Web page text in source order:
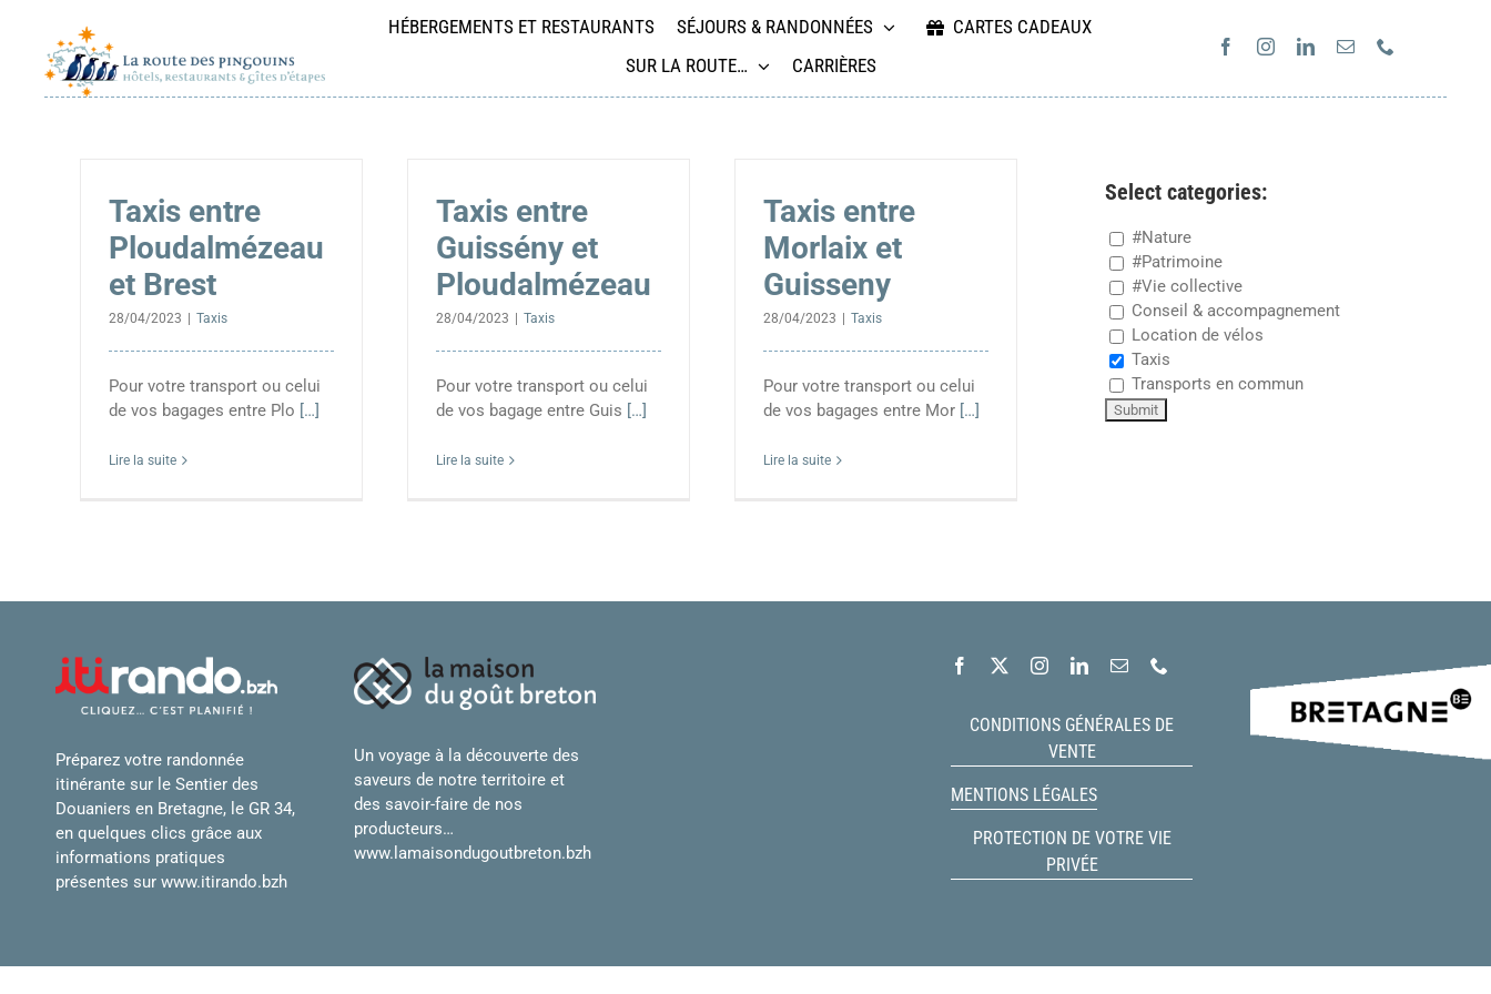
contenu
HÉBERGEMENTS ET RESTAURANTS SÉJOURS & RANDONNÉES
CARTES CADEAUX
SUR LA ROUTE…
CARRIÈRES
Taxis entre
Ploudalmézeau
et Brest
28/04/2023 Taxis
Pour votre transport ou celui
de vos bagages entre Plo […]
Lire la suite
Taxis entre
Guissény et
Ploudalmézeau
28/04/2023 Taxis
Pour votre transport ou celui
de vos bagage entre Guis […]
Lire la suite
Taxis entre
Morlaix et
Guisseny
28/04/2023 Taxis
Pour votre transport ou celui
de vos bagages entre Mor […]
Lire la suite
Select categories:
#Nature
#Patrimoine
#Vie collective
Conseil & accompagnement
Location de vélos
Taxis
Transports en commun
Préparez votre randonnée
itinérante sur le Sentier des
Douaniers en Bretagne, le GR 34,
en quelques clics grâce aux
informations pratiques
présentes sur www.itirando.bzh
Un voyage à la découverte des
saveurs de notre territoire et
des savoir-faire de nos
producteurs…
www.lamaisondugoutbreton.bzh
CONDITIONS GÉNÉRALES DE
VENTE
MENTIONS LÉGALES
PROTECTION DE VOTRE VIE
PRIVÉE